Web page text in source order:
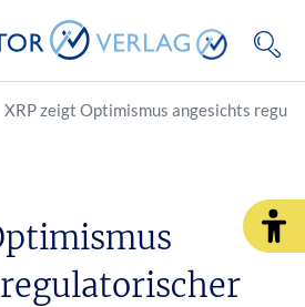
XRP zeigt Optimismus angesichts